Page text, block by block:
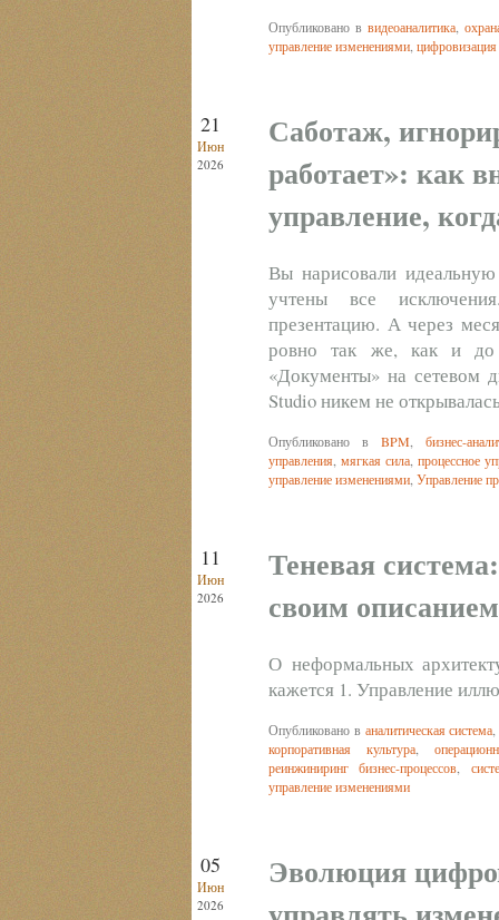
Опубликовано в видеоаналитика
управление изменениями цифровизация
21
Июн
2026
Саботаж,
работает»: как
управление,
Вы нарисовали
учтены все
презентацию. А через
ровно так же, как и до
«Документы» на сетевом
Studio никем не
Опубликовано в BPM
бизнес-
управления мягкая сила процессное
управление изменениями Управление
11
Июн
2026
Теневая
своим
О неформальных
кажется 1. Управление
Опубликовано в аналитическая система
корпоративная культура,
реинжиниринг бизнес-процессов
управление изменениями
05
Июн
2026
Эволюция